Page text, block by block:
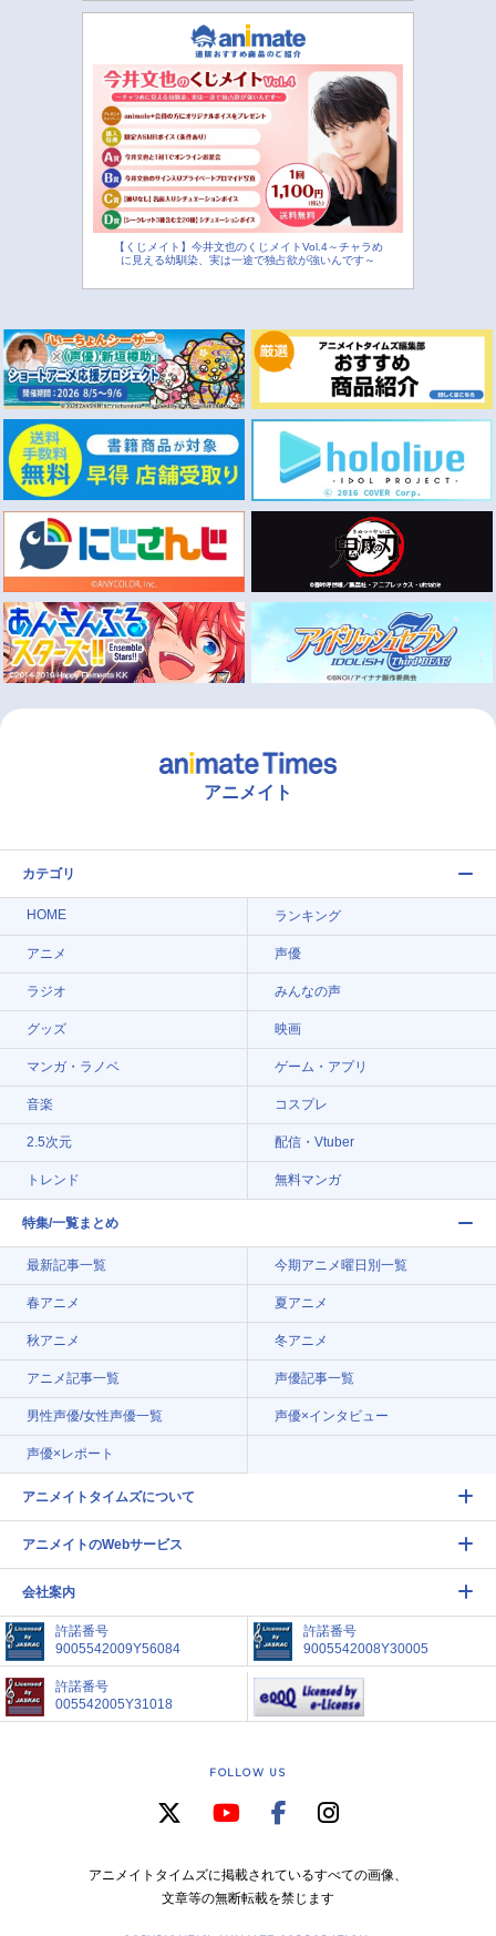
【くじメイト】今井文也のくじメイトVol.4～チャラめ
に見える幼馴染、実は一途で独占欲が強いんです～
アニメイト
カテゴリ
HOME ランキング
アニメ 声優
ラジオ みんなの声
グッズ 映画
マンガ・ラノベ ゲーム・アプリ
音楽 コスプレ
2.5次元 配信・Vtuber
トレンド 無料マンガ
特集/一覧まとめ
最新記事一覧 今期アニメ曜日別一覧
春アニメ 夏アニメ
秋アニメ 冬アニメ
アニメ記事一覧 声優記事一覧
男性声優/女性声優一覧 声優×インタビュー
声優×レポート
アニメイトタイムズについて
アニメイトのWebサービス
会社案内
許諾番号
9005542009Y56084
許諾番号
9005542008Y30005
許諾番号
005542005Y31018
FOLLOW US
アニメイトタイムズに掲載されているすべての画像、
文章等の無断転載を禁じます